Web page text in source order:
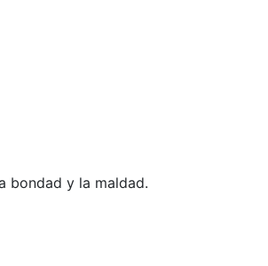
bondad y la maldad.